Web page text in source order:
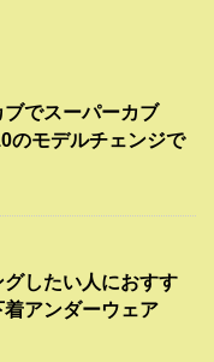
でスーパーカブ
のモデルチェンジで
したい人におすす
アンダーウェア